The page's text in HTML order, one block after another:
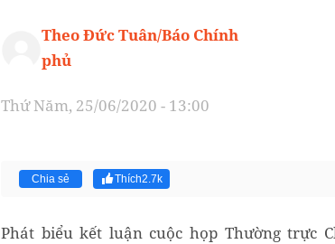
Theo Đức Tuân/Báo Chính
phủ
Thứ Năm, 25/06/2020 - 13:00
Chia sẻ Thích2.7k
Phát biểu kết luận cuộc họp Thường trực